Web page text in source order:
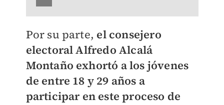
Por su parte, el consejero
electoral Alfredo Alcalá
Montaño exhortó a los jóvenes
de entre 18 y 29 años a
participar en este proceso de